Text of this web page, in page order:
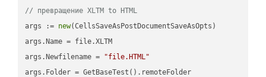
// превращение XLTM to HTML
args := new(CellsSaveAsPostDocumentSaveAsOpts)
args.Name = file.XLTM
args.Newfilename =
"file.HTML"
args.Folder = GetBaseTest().remoteFolder